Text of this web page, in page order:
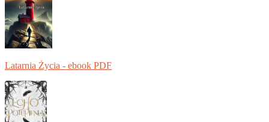
Latarnia Życia - ebook PDF